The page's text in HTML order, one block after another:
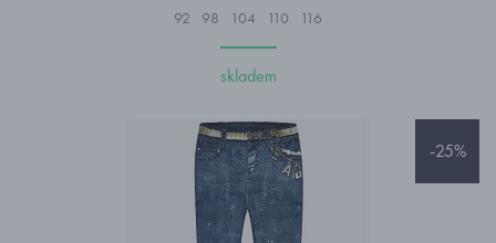
92 98 104 110 116
skladem
-25%